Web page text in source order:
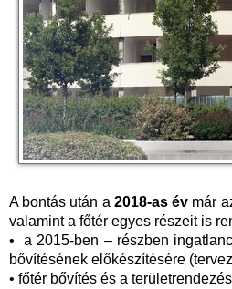
A bontás után a 2018-as év már
valamint a főtér egyes részeit is
• a 2015-ben – részben
bővítésének előkészítésére
• főtér bővítés és a